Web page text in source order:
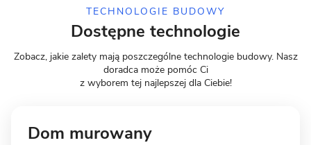
MUROWANYTECHNOLOGIE BUDOWY
Dostępne technologie
Zobacz, jakie zalety mają poszczególne technologie budowy. Nasz
doradca może pomóc Ci
z wyborem tej najlepszej dla Ciebie!
Dom murowany